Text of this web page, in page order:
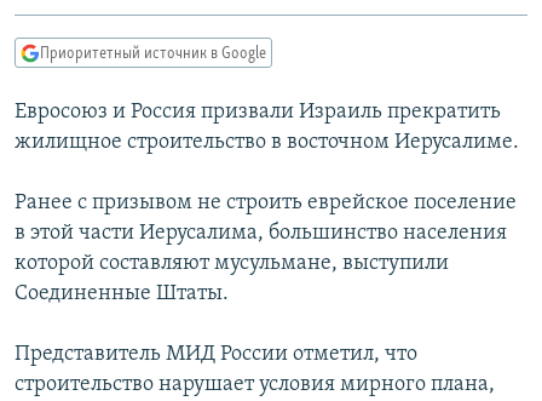
Вернутся
поиску
КАВКАЗ.РЕАЛИИ
СЕВЕР.РЕАЛИИ
СИБИРЬ.РЕАЛИИ
РАСПИСАНИЕ ВЕЩАНИЯ
ПОДПИШИТЕСЬ НА РАССЫЛКУ
Приоритетный источник в Google
Евросоюз и Россия призвали Израиль прекратить
жилищное строительство в восточном Иерусалиме.
Ранее с призывом не строить еврейское поселение
в этой части Иерусалима, большинство населения
которой составляют мусульмане, выступили
Соединенные Штаты.
Представитель МИД России отметил, что
строительство нарушает условия мирного плана,